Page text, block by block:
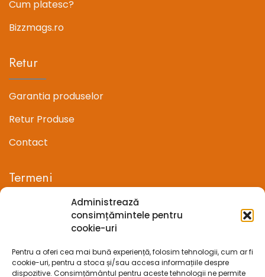
Administrează
consimțămintele pentru
cookie-uri
Pentru a oferi cea mai bună experiență, folosim tehnologii, cum ar fi
cookie-uri, pentru a stoca și/sau accesa informațiile despre
dispozitive. Consimțământul pentru aceste tehnologii ne permite
Cum platesc?
Bizzmags.ro
Retur
Garantia produselor
Retur Produse
Contact
Termeni
Termeni si conditii
Confidentialitate
Politica cookie-uri (UE)